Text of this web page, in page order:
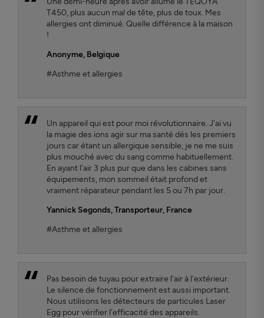
T450, plus aucun mal de tête, plus de toux. Mes
allergies ont diminué. Quelle différence à la maison
!
Anonyme, Belgique
#Asthme et allergies
Un appareil qui est pour moi révolutionnaire. J'ai vu
la magie des ions agir sur ma santé dés les premiers
jours car étant un allergique sensible, je ne me suis
plus mouché avec du sang comme habituellement.
En ayant l'air 3 plus pur que dans les cabines sans
équipements, mon sommeil était profond et
vraiment réparateur pendant les 5 ou 7h par jour.
Yannick Segonds, Transporteur, France
#Asthme et allergies
Pas besoin de tuyau pour extraire l'air à l'extérieur.
Le silence de fonctionnement est aussi important.
Nous utilisons les détecteurs de particules Laser
Egg pour vérifier l'efficacité des appareils.